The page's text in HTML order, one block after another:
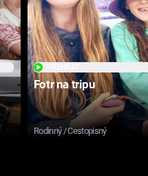
Fotr na tripu
Rodinný / Cestopisný